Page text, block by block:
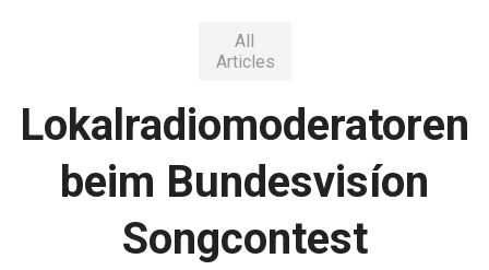
All
Articles
Lokalradiomoderatoren
beim Bundesvisíon
Songcontest